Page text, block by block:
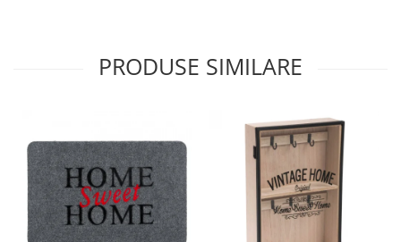
PRODUSE SIMILARE